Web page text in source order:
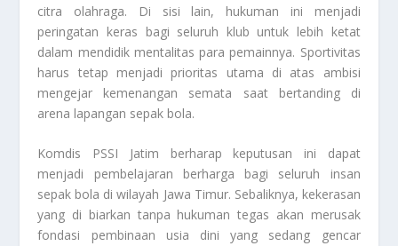
citra olahraga. Di sisi lain, hukuman ini menjadi
peringatan keras bagi seluruh klub untuk lebih ketat
dalam mendidik mentalitas para pemainnya. Sportivitas
harus tetap menjadi prioritas utama di atas ambisi
mengejar kemenangan semata saat bertanding di
arena lapangan sepak bola.
Komdis PSSI Jatim berharap keputusan ini dapat
menjadi pembelajaran berharga bagi seluruh insan
sepak bola di wilayah Jawa Timur. Sebaliknya, kekerasan
yang di biarkan tanpa hukuman tegas akan merusak
fondasi pembinaan usia dini yang sedang gencar